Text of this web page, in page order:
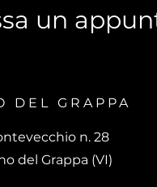
un
DEL GRAPPA
n. 28
del Grappa (VI)